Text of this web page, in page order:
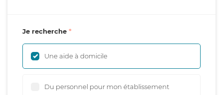
Je recherche
Une aide à domicile
Du personnel pour mon établissement